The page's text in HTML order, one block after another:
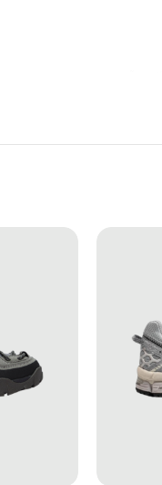
trung tính giúp dễ